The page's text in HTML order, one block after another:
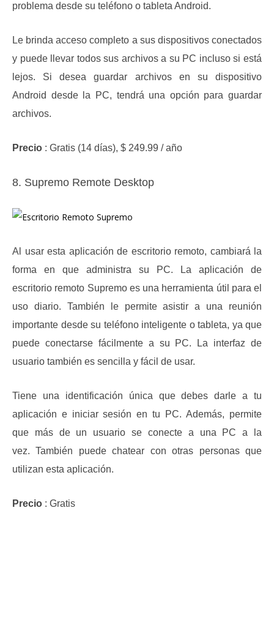
problema desde su teléfono o tableta Android.
Le brinda acceso completo a sus dispositivos conectados
y puede llevar todos sus archivos a su PC incluso si está
lejos. Si desea guardar archivos en su dispositivo
Android desde la PC, tendrá una opción para guardar
archivos.
Precio : Gratis (14 días), $ 249.99 / año
8. Supremo Remote Desktop
Al usar esta aplicación de escritorio remoto, cambiará la
forma en que administra su PC.
La aplicación de
escritorio remoto Supremo es una herramienta útil para el
uso diario. También le permite asistir a una reunión
importante desde su teléfono inteligente o tableta, ya que
puede conectarse fácilmente a su PC.
La interfaz de
usuario también es sencilla y fácil de usar.
Tiene una identificación única que debes darle a tu
aplicación e iniciar sesión en tu PC.Además, permite
que más de un usuario se conecte a una PC a la
vez.También puede chatear con otras personas que
utilizan esta aplicación.
Precio : Gratis